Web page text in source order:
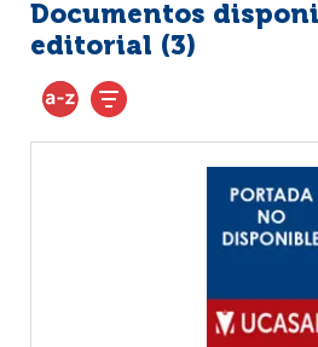
Documentos
editorial (3)